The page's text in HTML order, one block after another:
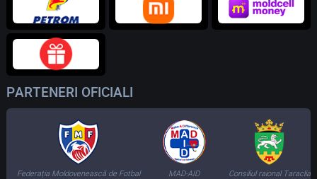
PARTENERI OFICIALI
Federația Moldovenească de Fotbal MAD-AID Consiliul raional Taraclia